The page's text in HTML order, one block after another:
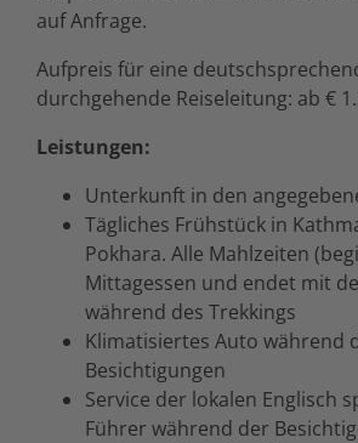
auf Anfrage.
Aufpreis für eine
durchgehende Reiseleitung: ab €
Leistungen:
Unterkunft in den
Tägliches Frühstück in
Pokhara. Alle Mahlzeiten
Mittagessen und endet mit
während des Trekkings
Klimatisiertes Auto während
Besichtigungen
Service der lokalen Englisch
Führer während der